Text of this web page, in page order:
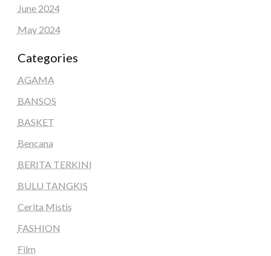
June 2024
May 2024
Categories
AGAMA
BANSOS
BASKET
Bencana
BERITA TERKINI
BULU TANGKIS
Cerita Mistis
FASHION
Film